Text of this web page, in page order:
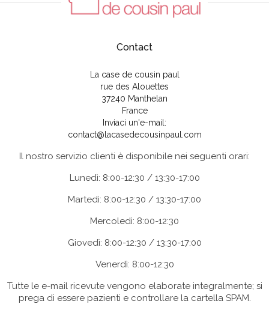
Contact
La case de cousin paul
rue des Alouettes
37240 Manthelan
France
Inviaci un'e-mail:
contact@lacasedecousinpaul.com
Il nostro servizio clienti è disponibile nei seguenti orari:
Lunedì: 8:00-12:30 / 13:30-17:00
Martedì: 8:00-12:30 / 13:30-17:00
Mercoledì: 8:00-12:30
Giovedì: 8:00-12:30 / 13:30-17:00
Venerdì: 8:00-12:30
Tutte le e-mail ricevute vengono elaborate integralmente; si
prega di essere pazienti e controllare la cartella SPAM.